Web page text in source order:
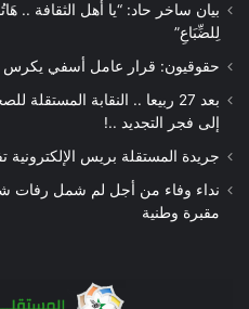
بيان ساخر حاد: “يا أهل الثقافة ..
لِلضِّبَاعِ”
حقوقيون: قرار عامل أسفي يكرس
بعد 27 ربيعا .. النقابة
إلى فجر التجديد ..!
جريدة المستقلة بريس الإلكترونية
نداء وفاء من أجل لم شمل رفات
مقبرة وطنية